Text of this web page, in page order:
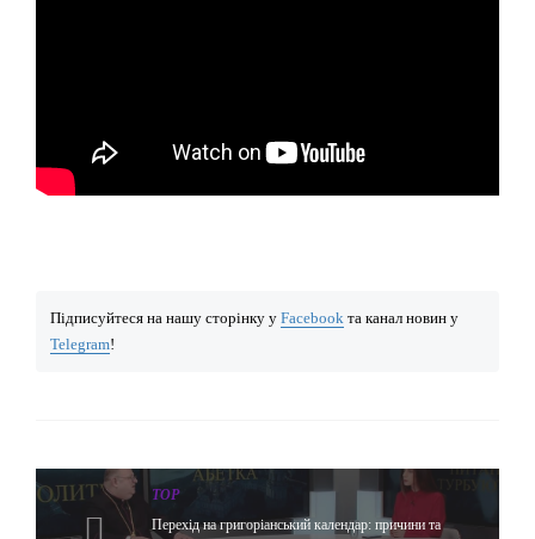
Підписуйтеся на нашу сторінку у Facebook та канал новин у
Telegram!
TOP
Перехід на григоріанський календар: причини та